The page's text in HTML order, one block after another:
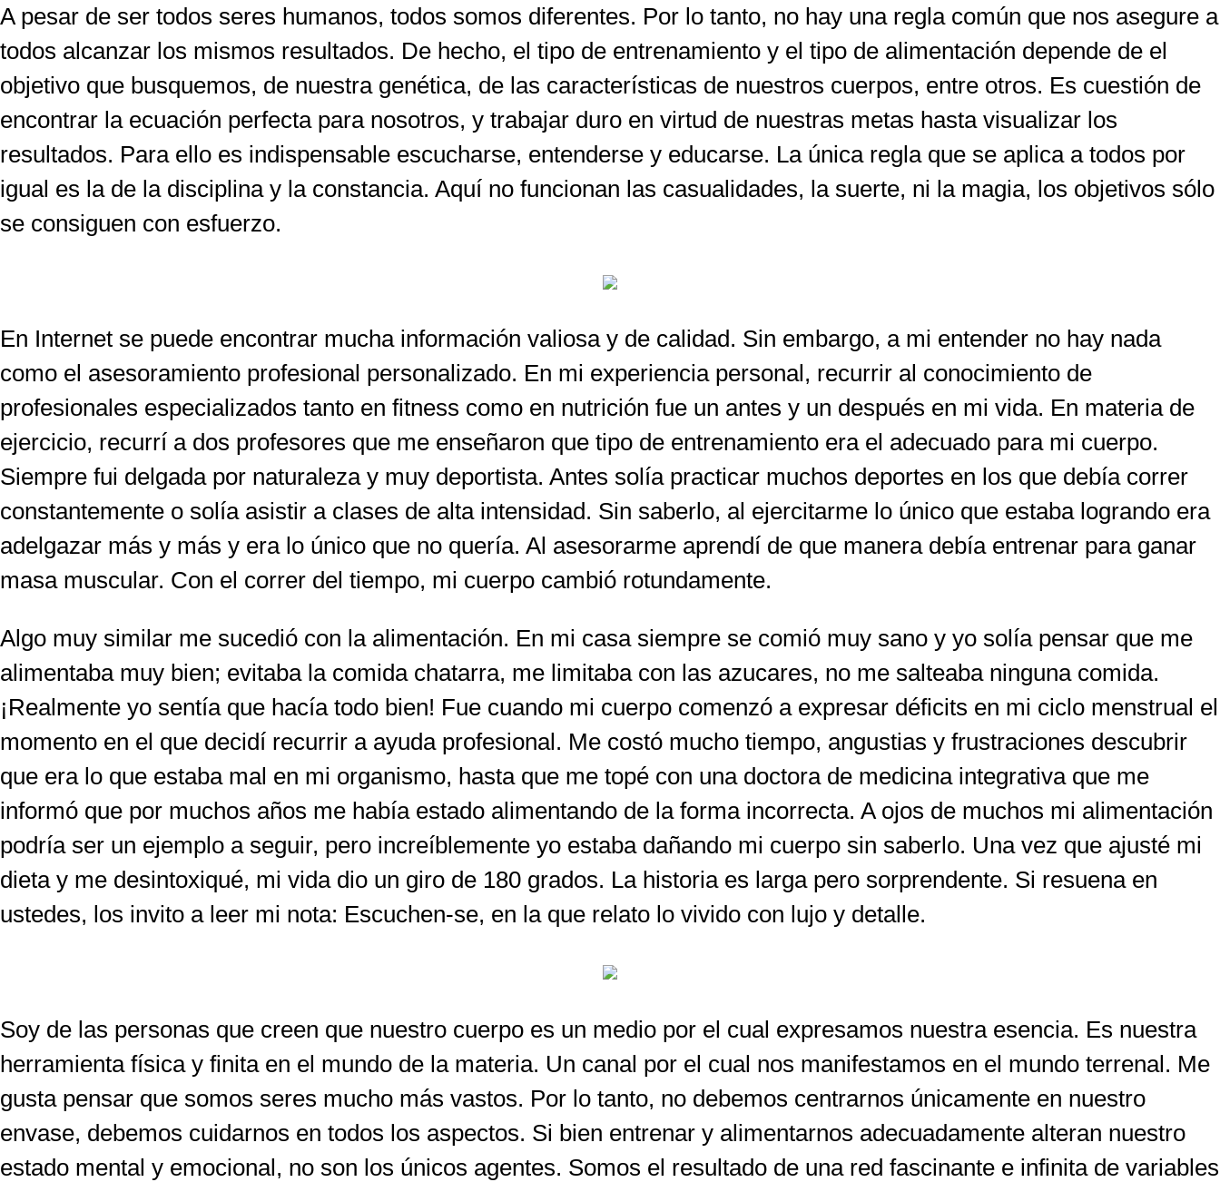
A pesar de ser todos seres humanos, todos somos diferentes. Por lo tanto, no hay una regla común que nos asegure a
todos alcanzar los mismos resultados. De hecho, el tipo de entrenamiento y el tipo de alimentación depende de el
objetivo que busquemos, de nuestra genética, de las características de nuestros cuerpos, entre otros. Es cuestión de
encontrar la ecuación perfecta para nosotros, y trabajar duro en virtud de nuestras metas hasta visualizar los
resultados. Para ello es indispensable escucharse, entenderse y educarse. La única regla que se aplica a todos por
igual es la de la disciplina y la constancia. Aquí no funcionan las casualidades, la suerte, ni la magia, los objetivos sólo
se consiguen con esfuerzo.
En Internet se puede encontrar mucha información valiosa y de calidad. Sin embargo, a mi entender no hay nada
como el asesoramiento profesional personalizado. En mi experiencia personal, recurrir al conocimiento de
profesionales especializados tanto en fitness como en nutrición fue un antes y un después en mi vida. En materia de
ejercicio, recurrí a dos profesores que me enseñaron que tipo de entrenamiento era el adecuado para mi cuerpo.
Siempre fui delgada por naturaleza y muy deportista. Antes solía practicar muchos deportes en los que debía correr
constantemente o solía asistir a clases de alta intensidad. Sin saberlo, al ejercitarme lo único que estaba logrando era
adelgazar más y más y era lo único que no quería. Al asesorarme aprendí de que manera debía entrenar para ganar
masa muscular. Con el correr del tiempo, mi cuerpo cambió rotundamente.
Algo muy similar me sucedió con la alimentación. En mi casa siempre se comió muy sano y yo solía pensar que me
alimentaba muy bien; evitaba la comida chatarra, me limitaba con las azucares, no me salteaba ninguna comida.
¡Realmente yo sentía que hacía todo bien! Fue cuando mi cuerpo comenzó a expresar déficits en mi ciclo menstrual el
momento en el que decidí recurrir a ayuda profesional. Me costó mucho tiempo, angustias y frustraciones descubrir
que era lo que estaba mal en mi organismo, hasta que me topé con una doctora de medicina integrativa que me
informó que por muchos años me había estado alimentando de la forma incorrecta. A ojos de muchos mi alimentación
podría ser un ejemplo a seguir, pero increíblemente yo estaba dañando mi cuerpo sin saberlo. Una vez que ajusté mi
dieta y me desintoxiqué, mi vida dio un giro de 180 grados. La historia es larga pero sorprendente. Si resuena en
ustedes, los invito a leer mi nota: Escuchen-se, en la que relato lo vivido con lujo y detalle.
Soy de las personas que creen que nuestro cuerpo es un medio por el cual expresamos nuestra esencia. Es nuestra
herramienta física y finita en el mundo de la materia. Un canal por el cual nos manifestamos en el mundo terrenal. Me
gusta pensar que somos seres mucho más vastos. Por lo tanto, no debemos centrarnos únicamente en nuestro
envase, debemos cuidarnos en todos los aspectos. Si bien entrenar y alimentarnos adecuadamente alteran nuestro
estado mental y emocional, no son los únicos agentes. Somos el resultado de una red fascinante e infinita de variables